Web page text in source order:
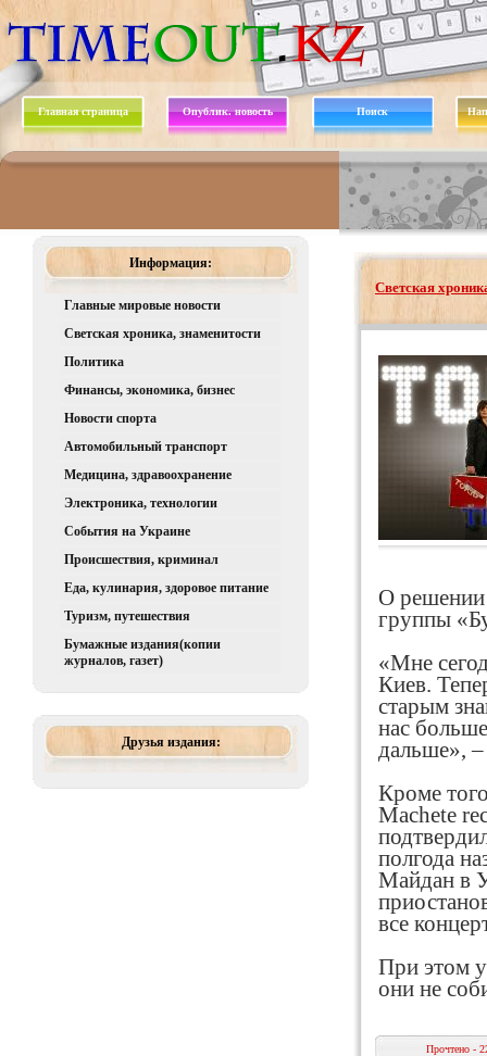
Главная страница Опублик. новость Поиск
Информация:
Главные мировые новости
Светская хроника, знаменитости
Политика
Финансы, экономика, бизнес
Новости спорта
Автомобильный транспорт
Медицина, здравоохранение
Электроника, технологии
События на Украине
Происшествия, криминал
Еда, кулинария, здоровое питание
Туризм, путешествия
Бумажные издания(копии
журналов, газет)
Друзья издания:
Светская
О решении
группы
«Мне
Киев.
старым
нас
дальше», –
Кроме
Machete
полгода
Майдан в
все
При этом
они не
Прочтено -